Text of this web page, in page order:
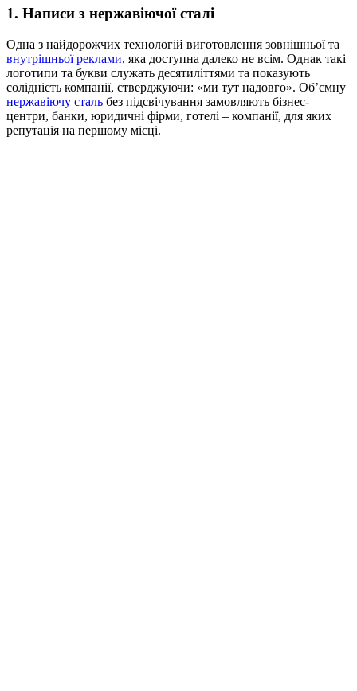
1. Написи з нержавіючої сталі
Одна з найдорожчих технологій виготовлення зовнішньої та
внутрішньої реклами, яка доступна далеко не всім. Однак такі
логотипи та букви служать десятиліттями та показують
солідність компанії, стверджуючи: «ми тут надовго». Об’ємну
нержавіючу сталь без підсвічування замовляють бізнес-
центри, банки, юридичні фірми, готелі – компанії, для яких
репутація на першому місці.